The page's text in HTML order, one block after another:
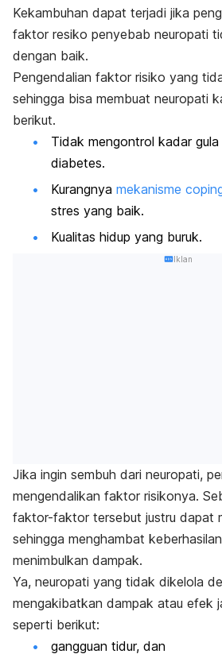
Kekambuhan dapat terjadi jika
faktor resiko penyebab neuropati
dengan baik.
Pengendalian faktor risiko yang
sehingga bisa membuat neuropati
berikut.
Tidak mengontrol kadar
diabetes.
Kurangnya mekanisme
stres yang baik.
Kualitas hidup yang buruk.
Iklan
Jika ingin sembuh dari neuropati,
mengendalikan faktor risikonya.
faktor-faktor tersebut justru dapat
sehingga menghambat
menimbulkan dampak.
Ya, neuropati yang tidak dikelola
mengakibatkan dampak atau efek
seperti berikut:
gangguan tidur, dan